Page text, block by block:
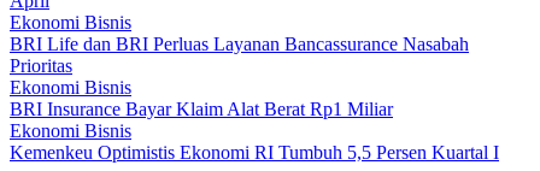
Ekonomi Bisnis
BRI Life dan BRI Perluas Layanan Bancassurance Nasabah
Prioritas
Ekonomi Bisnis
BRI Insurance Bayar Klaim Alat Berat Rp1 Miliar
Ekonomi Bisnis
Kemenkeu Optimistis Ekonomi RI Tumbuh 5,5 Persen Kuartal I